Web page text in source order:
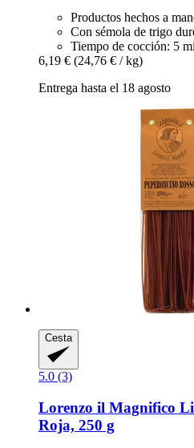
Productos hechos a
Con sémola de trigo
Tiempo de cocción: 5
6,19 € (24,76 € / kg)
Entrega hasta el 18 agosto
Cesta
5.0 (3)
Lorenzo il Magnifico
Roja, 250 g